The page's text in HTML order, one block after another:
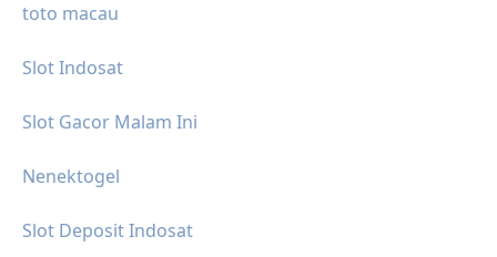
toto macau
Slot Indosat
Slot Gacor Malam Ini
Nenektogel
Slot Deposit Indosat